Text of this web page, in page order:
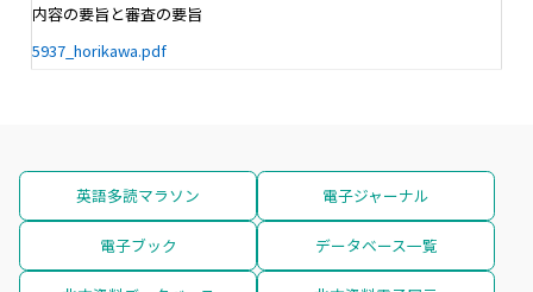
内容の要旨と審査の要旨
5937_horikawa.pdf
英語多読マラソン 電子ジャーナル
電子ブック データベース一覧